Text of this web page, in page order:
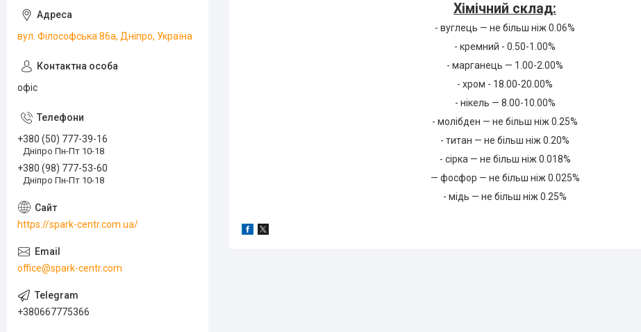
Хімічний склад:
- вуглець — не більш ніж 0.06%
- кремний - 0.50-1.00%
- марганець — 1.00-2.00%
- хром - 18.00-20.00%
- нікель — 8.00-10.00%
- молібден — не більш ніж 0.25%
- титан — не більш ніж 0.20%
- сірка — не більш ніж 0.018%
— фосфор — не більш ніж 0.025%
- мідь — не більш ніж 0.25%
вул. Філософська 86а, Дніпро, Україна
офіс
+380 (50) 777-39-16
Дніпро Пн-Пт 10-18
+380 (98) 777-53-60
Дніпро Пн-Пт 10-18
https://spark-centr.com.ua/
office@spark-centr.com
+380667775366